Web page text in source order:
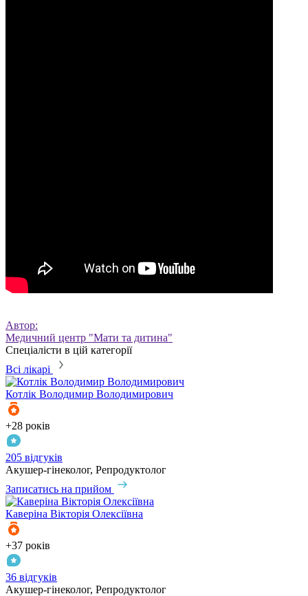
Автор:
Медичний центр "Мати та дитина"
Спеціалісти в цій категорії
Всі лікарі
Котлік Володимир Володимирович
+28 років
205 відгуків
Акушер-гінеколог, Репродуктолог
Записатись на прийом
Каверіна Вікторія Олексіївна
+37 років
36 відгуків
Акушер-гінеколог, Репродуктолог